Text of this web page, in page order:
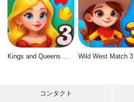
Kings and Queens Match 3 Wild West Match 3
コンタクト